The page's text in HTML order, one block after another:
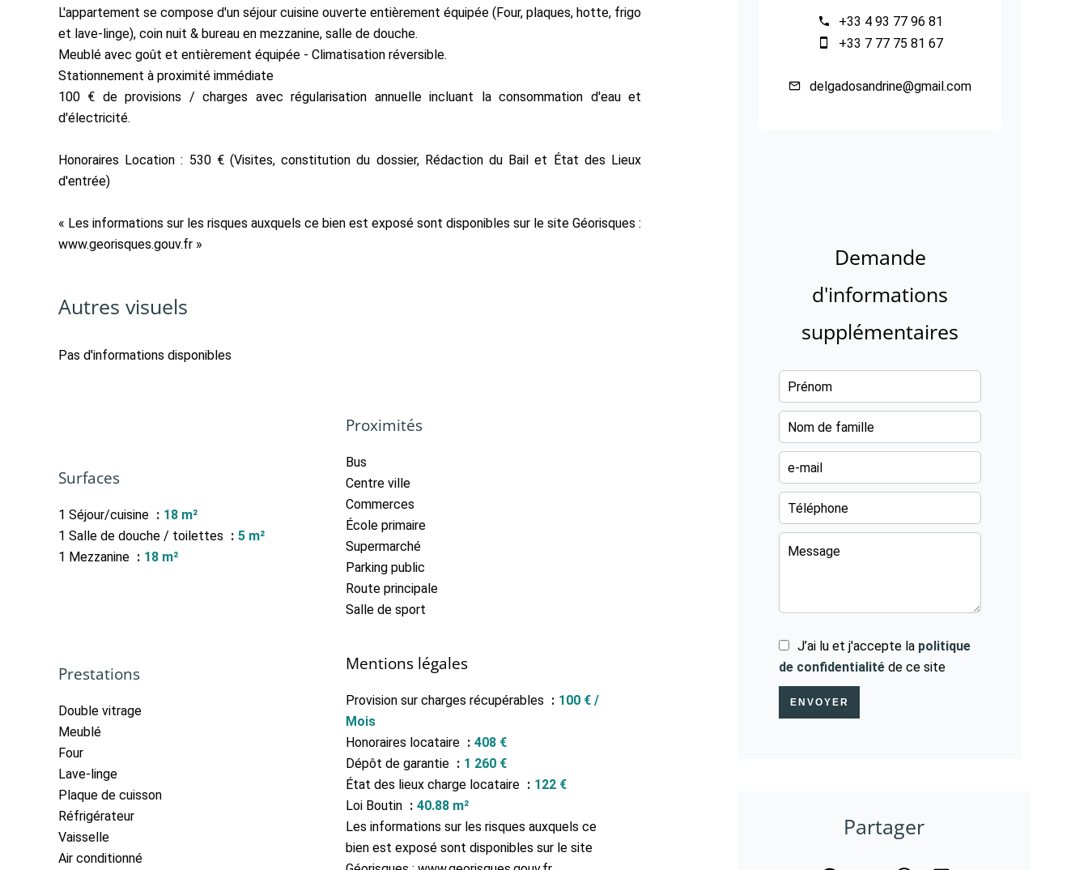
L'appartement se compose d'un séjour cuisine ouverte entièrement équipée (Four, plaques, hotte, frigo
et lave-linge), coin nuit & bureau en mezzanine, salle de douche.
Meublé avec goût et entièrement équipée - Climatisation réversible.
Stationnement à proximité immédiate
100 € de provisions / charges avec régularisation annuelle incluant la consommation d'eau et
d'électricité.
Honoraires Location : 530 € (Visites, constitution du dossier, Rédaction du Bail et État des Lieux
d'entrée)
« Les informations sur les risques auxquels ce bien est exposé sont disponibles sur le site Géorisques :
www.georisques.gouv.fr »
Autres visuels
Pas d'informations disponibles
Surfaces
1 Séjour/cuisine
18 m²
1 Salle de douche / toilettes
5 m²
1 Mezzanine
18 m²
Proximités
Bus
Centre ville
Commerces
École primaire
Supermarché
Parking public
Route principale
Salle de sport
Prestations
Double vitrage
Meublé
Four
Lave-linge
Plaque de cuisson
Réfrigérateur
Vaisselle
Air conditionné
Mentions légales
Provision sur charges récupérables
100 € /
Mois
Honoraires locataire
408 €
Dépôt de garantie
1 260 €
État des lieux charge locataire
122 €
Loi Boutin
40.88 m²
Les informations sur les risques auxquels ce
bien est exposé sont disponibles sur le site
+33 4 93 77 96 81
+33 7 77 75 81 67
delgadosandrine@gmail.com
Demande
d'informations
supplémentaires
J’ai lu et j'accepte la politique
de confidentialité de ce site
ENVOYER
Partager